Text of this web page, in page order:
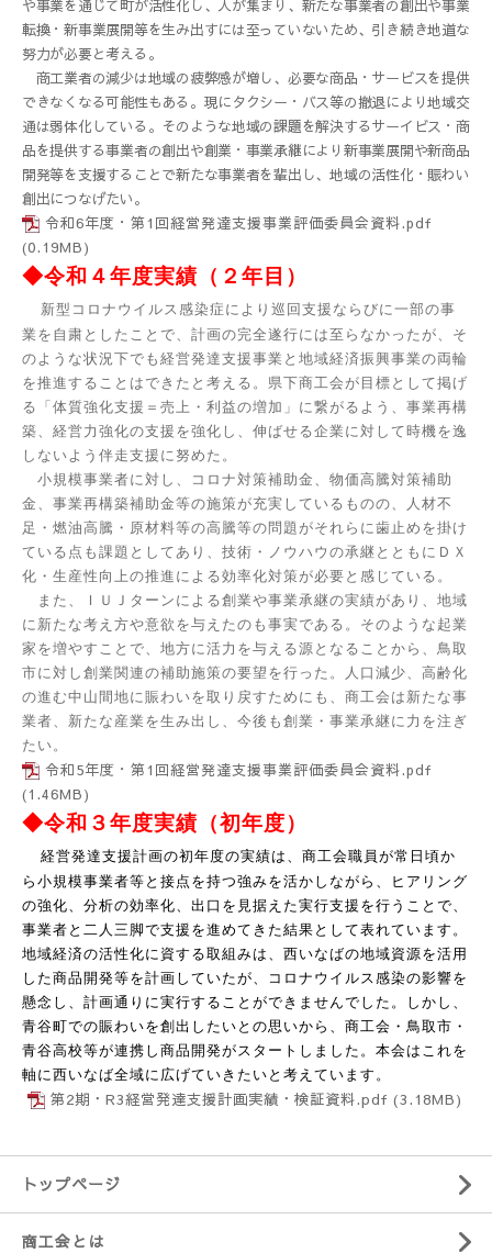
や事業を通じて町が活性化し、人が集まり、新たな事業者の創出や事業
転換・新事業展開等を生み出すには至っていないため、引き続き地道な
努力が必要と考える。
商工業者の減少は地域の疲弊感が増し、必要な商品・サービスを提供
できなくなる可能性もある。現にタクシー・バス等の撤退により地域交
通は弱体化している。そのような地域の課題を解決するサーイビス・商
品を提供する事業者の創出や創業・事業承継により新事業展開や新商品
開発等を支援することで新たな事業者を輩出し、地域の活性化・賑わい
創出につなげたい。
令和6年度・第1回経営発達支援事業評価委員会資料.pdf
(0.19MB)
◆令和４年度実績（２年目 ）
新型コロナウイルス感染症により巡回支援ならびに一部の事
業を自粛としたことで、計画の完全遂行には至らなかったが、そ
のような状況下でも経営発達支援事業と地域経済振興事業の両輪
を推進することはできたと考える。県下商工会が目標として掲げ
る「体質強化支援＝売上・利益の増加」に繋がるよう、事業再構
築、経営力強化の支援を強化し、伸ばせる企業に対して時機を逸
しないよう伴走支援に努めた。
小規模事業者に対し、コロナ対策補助金、物価高騰対策補助
金、事業再構築補助金等の施策が充実しているものの、人材不
足・燃油高騰・原材料等の高騰等の問題がそれらに歯止めを掛け
ている点も課題としてあり、技術・ノウハウの承継とともにＤＸ
化・生産性向上の推進による効率化対策が必要と感じている。
また、ＩＵＪターンによる創業や事業承継の実績があり、地域
に新たな考え方や意欲を与えたのも事実である。そのような起業
家を増やすことで、地方に活力を与える源となることから、鳥取
市に対し創業関連の補助施策の要望を行った。人口減少、高齢化
の進む中山間地に賑わいを取り戻すためにも、商工会は新たな事
業者、新たな産業を生み出し、今後も創業・事業承継に力を注ぎ
たい。
令和5年度・第1回経営発達支援事業評価委員会資料.pdf
(1.46MB)
◆令和３年度実績（初年度）
経営発達支援計画の初年度の実績は、商工会職員が常日頃か
ら小規模事業者等と接点を持つ強みを活かしながら、ヒアリング
の強化、分析の効率化、出口を見据えた実行支援を行うことで、
事業者と二人三脚で支援を進めてきた結果として表れています。
地域経済の活性化に資する取組みは、西いなばの地域資源を活用
した商品開発等を計画していたが、コロナウイルス感染の影響を
懸念し、計画通りに実行することができませんでした。しかし、
青谷町での賑わいを創出したいとの思いから、商工会・鳥取市・
青谷高校等が連携し商品開発がスタートしました。本会はこれを
軸に西いなば全域に広げていきたいと考えています。
第2期・R3経営発達支援計画実績・検証資料.pdf (3.18MB)
トップページ
商工会とは